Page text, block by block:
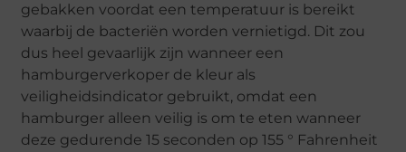
gebakken voordat een temperatuur is bereikt
waarbij de bacteriën worden vernietigd. Dit zou
dus heel gevaarlijk zijn wanneer een
hamburgerverkoper de kleur als
veiligheidsindicator gebruikt, omdat een
hamburger alleen veilig is om te eten wanneer
deze gedurende 15 seconden op 155 ° Fahrenheit